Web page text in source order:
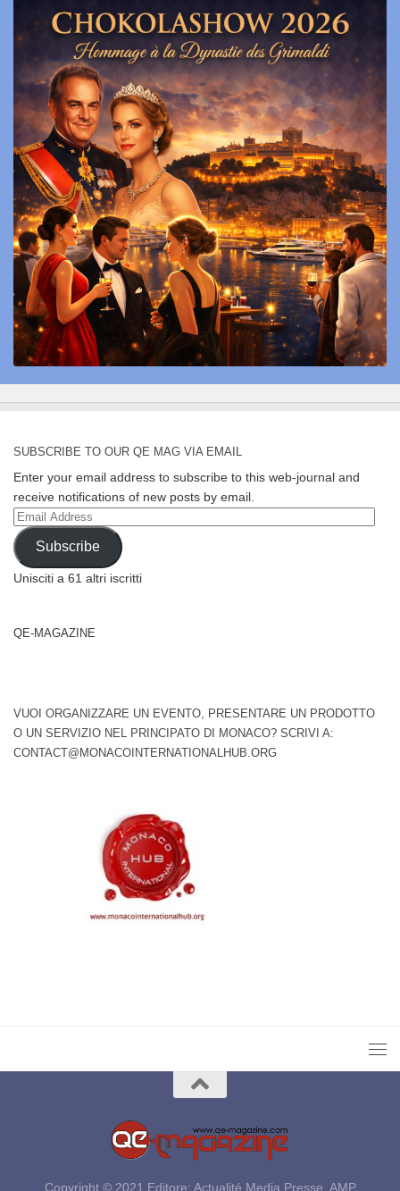
SUBSCRIBE TO OUR QE MAG VIA EMAIL
Enter your email address to subscribe to this web-journal and
receive notifications of new posts by email.
Email
Address
Subscribe
Unisciti a 61 altri iscritti
QE-MAGAZINE
VUOI ORGANIZZARE UN EVENTO, PRESENTARE UN PRODOTTO
O UN SERVIZIO NEL PRINCIPATO DI MONACO? SCRIVI A:
CONTACT@MONACOINTERNATIONALHUB.ORG
Copyright © 2021 Editore: Actualité Media Presse, AMP